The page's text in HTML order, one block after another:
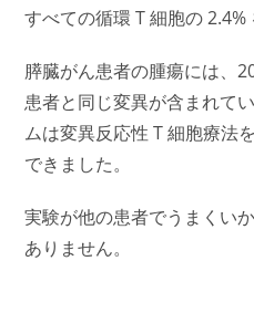
すべての循環 T 細胞の 2.4%
膵臓がん患者の腫瘍には、
患者と同じ変異が含まれて
ムは変異反応性 T 細胞療法
できました。
実験が他の患者でうまくい
ありません。